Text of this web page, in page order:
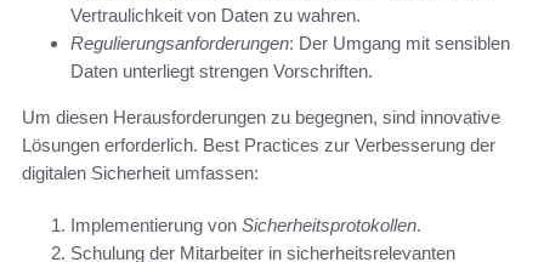
Vertraulichkeit von Daten zu wahren.
Regulierungsanforderungen: Der Umgang mit sensiblen
Daten unterliegt strengen Vorschriften.
Um diesen Herausforderungen zu begegnen, sind innovative
Lösungen erforderlich. Best Practices zur Verbesserung der
digitalen Sicherheit umfassen:
Implementierung von Sicherheitsprotokollen.
Schulung der Mitarbeiter in sicherheitsrelevanten